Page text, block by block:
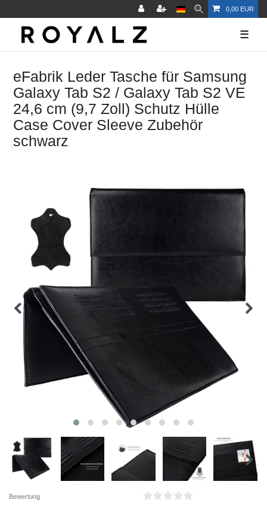
0,00 EUR
☰
eFabrik Leder Tasche für Samsung
Galaxy Tab S2 / Galaxy Tab S2 VE
24,6 cm (9,7 Zoll) Schutz Hülle
Case Cover Sleeve Zubehör
schwarz
Bewertung